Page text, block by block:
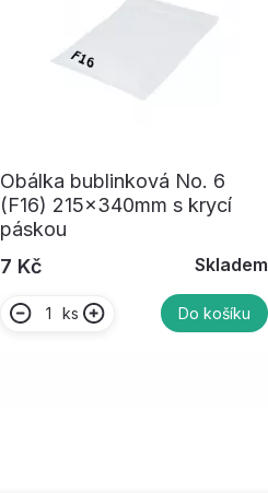
Obálka bublinková No. 6
(F16) 215x340mm s krycí
páskou
7 Kč
Skladem
ks Do košíku